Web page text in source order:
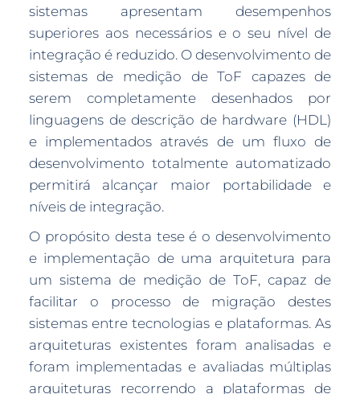
sistemas apresentam desempenhos
superiores aos necessários e o seu nível de
integração é reduzido. O desenvolvimento de
sistemas de medição de ToF capazes de
serem completamente desenhados por
linguagens de descrição de hardware (HDL)
e implementados através de um fluxo de
desenvolvimento totalmente automatizado
permitirá alcançar maior portabilidade e
níveis de integração.
O propósito desta tese é o desenvolvimento
e implementação de uma arquitetura para
um sistema de medição de ToF, capaz de
facilitar o processo de migração destes
sistemas entre tecnologias e plataformas. As
arquiteturas existentes foram analisadas e
foram implementadas e avaliadas múltiplas
arquiteturas recorrendo a plataformas de